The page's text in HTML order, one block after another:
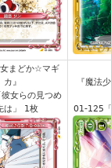
女まどか☆マギ
カ』
女らの見つめ
は」 1枚
『魔法
01-125